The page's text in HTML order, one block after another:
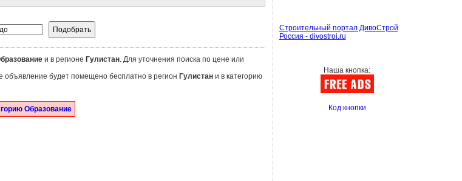
и в регионе Гулистан. Для уточнения поиска по цене или
объявление будет помещено бесплатно в регион Гулистани в категорию
Образование
Строительный портал ДивоСтрой
Россия - divostroi.ru
Наша кнопка:
Код кнопки